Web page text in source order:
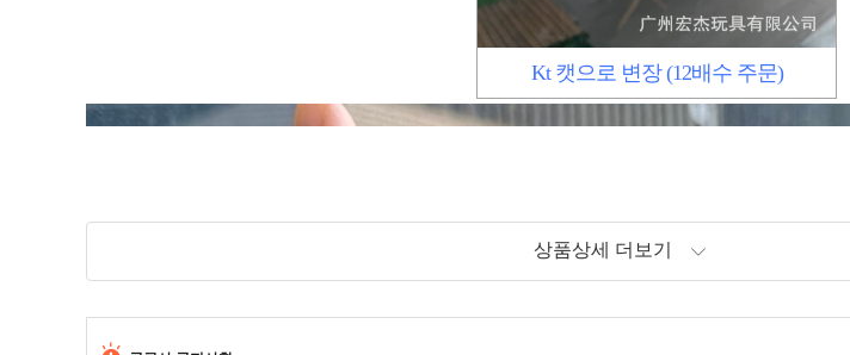
Kt 캣으로 변장 (12배수 주문)
상품상세 더보기